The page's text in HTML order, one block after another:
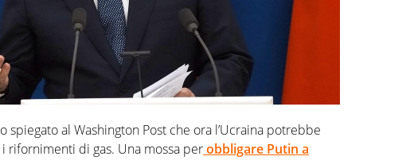
spiegato al Washington Post che ora l’Ucraina potrebbe
rifornimenti di gas. Una mossa perobbligare Putin a